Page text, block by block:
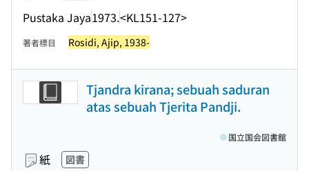
Pustaka Jaya1973.<KL151-127>
著者標目 Rosidi, Ajip, 1938-
Tjandra kirana; sebuah saduran
atas sebuah Tjerita Pandji.
紙 図書
国立国会図書館